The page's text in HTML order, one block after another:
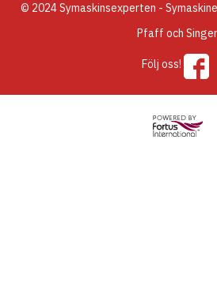
© 2024 Symaskinsexperten -
Pfaff och Singer
Följ oss!